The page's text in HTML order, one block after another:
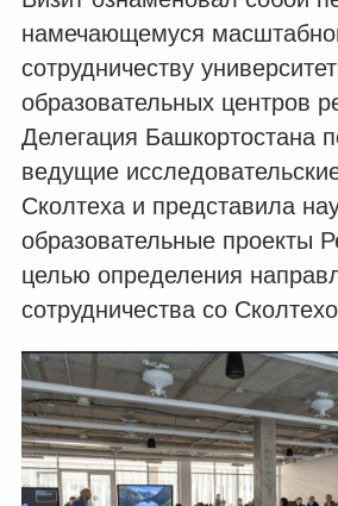
намечающемуся
сотрудничеству
образовательных центров
Делегация Башкортостана
ведущие
Сколтеха и представила
образовательные проекты
целью определения
сотрудничества со